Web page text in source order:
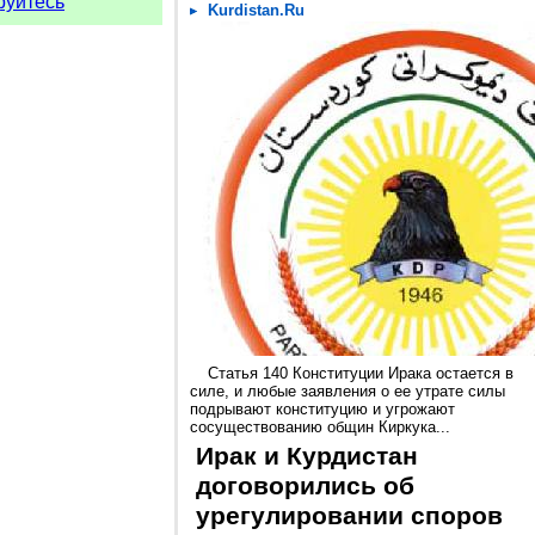
Kurdistan.Ru
Статья 140 Конституции Ирака остается в
силе, и любые заявления о ее утрате силы
подрывают конституцию и угрожают
сосуществованию общин Киркука...
Ирак и Курдистан
договорились об
урегулировании споров